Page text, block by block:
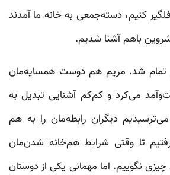
کنیم، دسته‌جمعی به خانه ما آمدند
باهم آشنا شدیم.
تمام شد. مریم هم دوست همسایه‌مان
می‌کرد و کم‌کم آشنایی تبدیل به
دیگران رابطه‌مان را به هم
تا وقتی شرایط هم‌خانه‌ شدن‌مان
چیزی نگوییم. اما مهمانی یکی از دوستان